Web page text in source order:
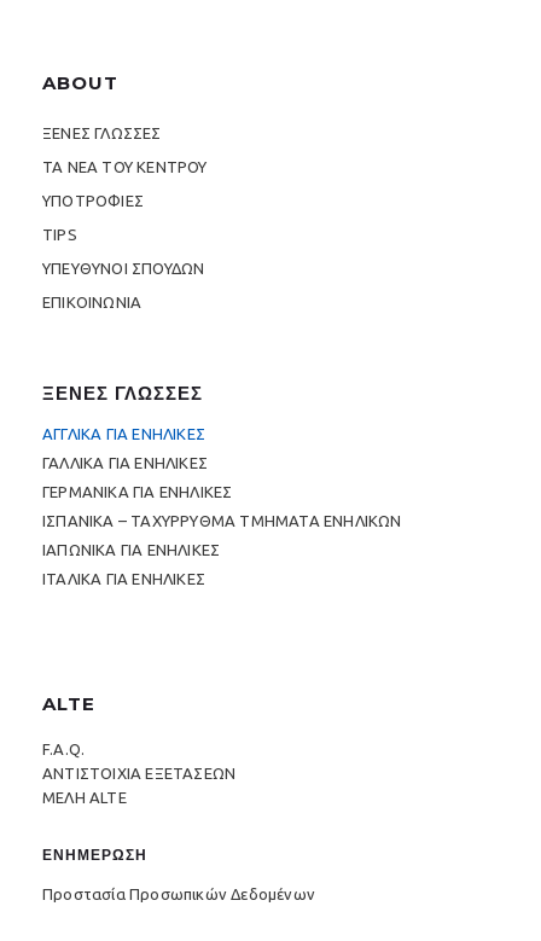
ABOUT
ΞΕΝΕΣ ΓΛΩΣΣΕΣ
ΤΑ ΝΕΑ ΤΟΥ ΚΕΝΤΡΟΥ
ΥΠΟΤΡΟΦΙΕΣ
TIPS
ΥΠΕΥΘΥΝΟΙ ΣΠΟΥΔΩΝ
ΕΠΙΚΟΙΝΩΝΙΑ
ΞΕΝΕΣ ΓΛΩΣΣΕΣ
ΑΓΓΛΙΚΑ ΓΙΑ ΕΝΗΛΙΚΕΣ
ΓΑΛΛΙΚΑ ΓΙΑ ΕΝΗΛΙΚΕΣ
ΓΕΡΜΑΝΙΚΑ ΓΙΑ ΕΝΗΛΙΚΕΣ
ΙΣΠΑΝΙΚΑ – ΤΑΧΥΡΡΥΘΜΑ ΤΜΗΜΑΤΑ ΕΝΗΛΙΚΩΝ
ΙΑΠΩΝΙΚΑ ΓΙΑ ΕΝΗΛΙΚΕΣ
ΙΤΑΛΙΚΑ ΓΙΑ ΕΝΗΛΙΚΕΣ
ALTE
F.A.Q.
ΑΝΤΙΣΤΟΙΧΙΑ ΕΞΕΤΑΣΕΩΝ
ΜΕΛΗ ALTE
ΕΝΗΜΕΡΩΣΗ
Προστασία Προσωπικών Δεδομένων